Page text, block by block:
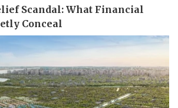
Vũ khí
Việt Nam
Phân tích